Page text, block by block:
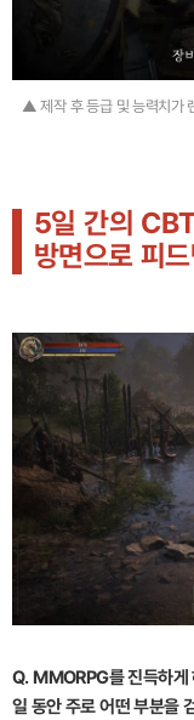
▲ 제작 후 등급 및 능력치가
5일 간의
방면으로 피
Q. MMORPG를 진득하게
일 동안 주로 어떤 부분을